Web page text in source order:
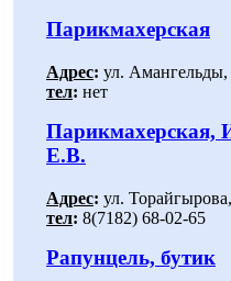
Парикмахерская
Адрес: ул. Амангельды,
тел: нет
Парикмахерская,
Е.В.
Адрес: ул. Торайгырова,
тел: 8(7182) 68-02-65
Рапунцель, бутик